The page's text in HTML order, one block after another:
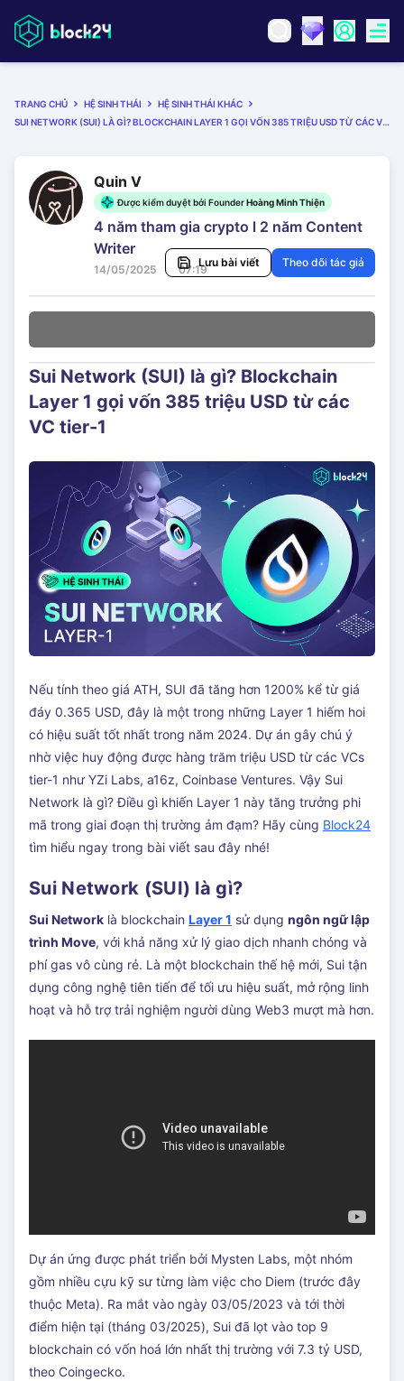
TRANG CHỦ HỆ SINH THÁI
HỆ SINH THÁI KHÁC
SUI NETWORK (SUI) LÀ GÌ? BLOCKCHAIN LAYER 1 GỌI VỐN 385 TRIỆU USD TỪ CÁC VC TIER-1
Quin V
Được kiểm duyệt bởi FounderHoàng Minh Thiện
4 năm tham gia crypto l 2 năm Content
Writer
14/05/2025 07:19
Lưu bài viết Theo dõi tác giả
Sui Network (SUI) là gì? Blockchain
Layer 1 gọi vốn 385 triệu USD từ các
VC tier-1
Nếu tính theo giá ATH, SUI đã tăng hơn 1200% kể từ giá
đáy 0.365 USD, đây là một trong những Layer 1 hiếm hoi
có hiệu suất tốt nhất trong năm 2024. Dự án gây chú ý
nhờ việc huy động được hàng trăm triệu USD từ các VCs
tier-1 như YZi Labs, a16z, Coinbase Ventures. Vậy Sui
Network là gì? Điều gì khiến Layer 1 này tăng trưởng phi
mã trong giai đoạn thị trường ảm đạm? Hãy cùng Block24
tìm hiểu ngay trong bài viết sau đây nhé!
Sui Network (SUI) là gì?
Sui Network là blockchain Layer 1 sử dụng ngôn ngữ lập
trình Move, với khả năng xử lý giao dịch nhanh chóng và
phí gas vô cùng rẻ. Là một blockchain thế hệ mới, Sui tận
dụng công nghệ tiên tiến để tối ưu hiệu suất, mở rộng linh
hoạt và hỗ trợ trải nghiệm người dùng Web3 mượt mà hơn.
Dự án ứng được phát triển bởi Mysten Labs, một nhóm
gồm nhiều cựu kỹ sư từng làm việc cho Diem (trước đây
thuộc Meta). Ra mắt vào ngày 03/05/2023 và tới thời
điểm hiện tại (tháng 03/2025), Sui đã lọt vào top 9
blockchain có vốn hoá lớn nhất thị trường với 7.3 tỷ USD,
theo Coingecko.